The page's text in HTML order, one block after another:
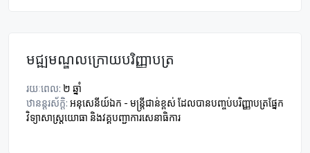
មជ្ឍមណ្ឌលក្រោយបរិញ្ញាបត្រ
រយៈពេល: ២ ឆ្នាំ
ឋានន្តរស័ក្តិ: អនុសេនីយ៍ឯក - មន្រ្ដីជាន់ខ្ពស់ ដែលបានបញ្ចប់បរិញ្ញាបត្រផ្នែក
វិទ្យាសាស្រ្ដយោធា និងវគ្គបញ្ជាការសេនាធិការ